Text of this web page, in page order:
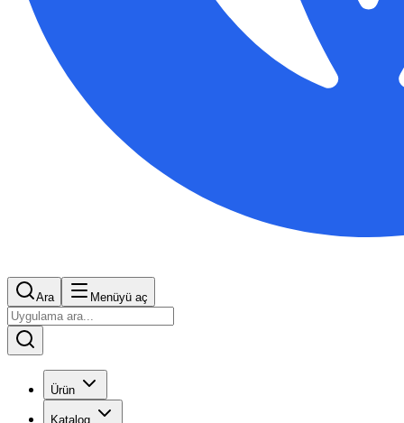
Ara Menüyü aç
Ürün
Katalog